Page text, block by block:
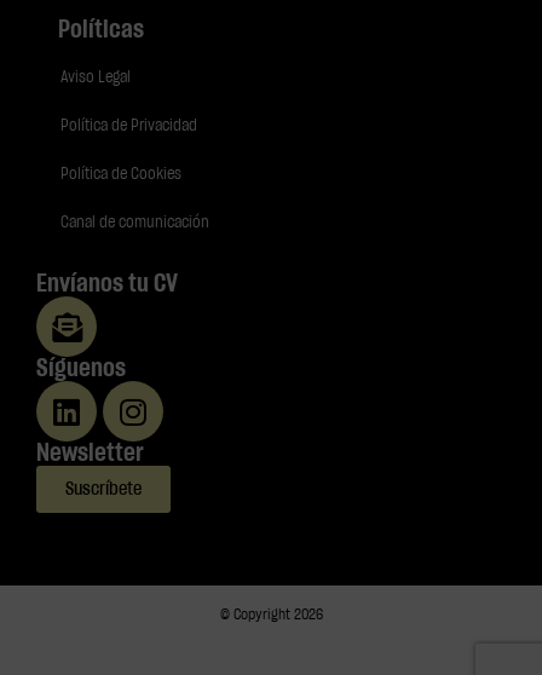
Políticas
Aviso Legal
Política de Privacidad
Política de Cookies
Canal de comunicación
Envíanos tu CV
Síguenos
Newsletter
Suscríbete
© Copyright 2026